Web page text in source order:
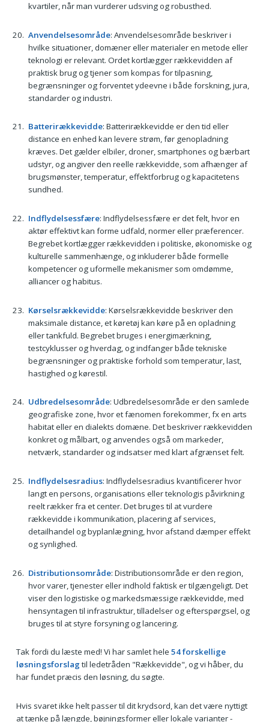
kvartiler, når man vurderer udsving og robusthed.
Anvendelsesområde: Anvendelsesområde beskriver i
hvilke situationer, domæner eller materialer en metode eller
teknologi er relevant. Ordet kortlægger rækkevidden af
praktisk brug og tjener som kompas for tilpasning,
begrænsninger og forventet ydeevne i både forskning, jura,
standarder og industri.
Batterirækkevidde: Batterirækkevidde er den tid eller
distance en enhed kan levere strøm, før genopladning
kræves. Det gælder elbiler, droner, smartphones og bærbart
udstyr, og angiver den reelle rækkevidde, som afhænger af
brugsmønster, temperatur, effektforbrug og kapacitetens
sundhed.
Indflydelsessfære: Indflydelsessfære er det felt, hvor en
aktør effektivt kan forme udfald, normer eller præferencer.
Begrebet kortlægger rækkevidden i politiske, økonomiske og
kulturelle sammenhænge, og inkluderer både formelle
kompetencer og uformelle mekanismer som omdømme,
alliancer og habitus.
Kørselsrækkevidde: Kørselsrækkevidde beskriver den
maksimale distance, et køretøj kan køre på en opladning
eller tankfuld. Begrebet bruges i energimærkning,
testcyklusser og hverdag, og indfanger både tekniske
begrænsninger og praktiske forhold som temperatur, last,
hastighed og kørestil.
Udbredelsesområde: Udbredelsesområde er den samlede
geografiske zone, hvor et fænomen forekommer, fx en arts
habitat eller en dialekts domæne. Det beskriver rækkevidden
konkret og målbart, og anvendes også om markeder,
netværk, standarder og indsatser med klart afgrænset felt.
Indflydelsesradius: Indflydelsesradius kvantificerer hvor
langt en persons, organisations eller teknologis påvirkning
reelt rækker fra et center. Det bruges til at vurdere
rækkevidde i kommunikation, placering af services,
detailhandel og byplanlægning, hvor afstand dæmper effekt
og synlighed.
Distributionsområde: Distributionsområde er den region,
hvor varer, tjenester eller indhold faktisk er tilgængeligt. Det
viser den logistiske og markedsmæssige rækkevidde, med
hensyntagen til infrastruktur, tilladelser og efterspørgsel, og
bruges til at styre forsyning og lancering.
Tak fordi du læste med! Vi har samlet hele 54 forskellige
løsningsforslag til ledetråden "Rækkevidde", og vi håber, du
har fundet præcis den løsning, du søgte.
Hvis svaret ikke helt passer til dit krydsord, kan det være nyttigt
at tænke på længde, bøjningsformer eller lokale varianter -